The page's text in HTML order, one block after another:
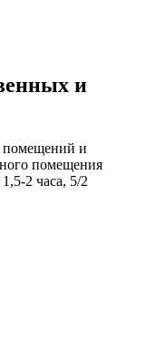
и
помещений и
помещения
2 часа, 5/2